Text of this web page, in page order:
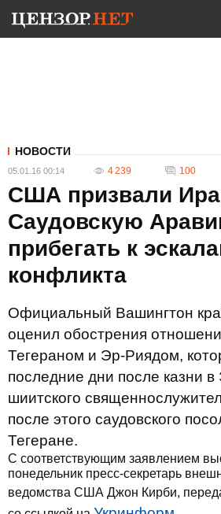
НОВОСТИ
05.01.16 00:14 4 239 100
США призвали
Саудовскую
прибегать к
конфликта
Официальный Вашингтон
оценил обострения
Тегераном и Эр-Риядом,
последние дни после казни
шиитского
после этого саудовского
Тегеране.
С соответствующим заявлением
понедельник пресс-секретарь
ведомства США Джон Кирби,